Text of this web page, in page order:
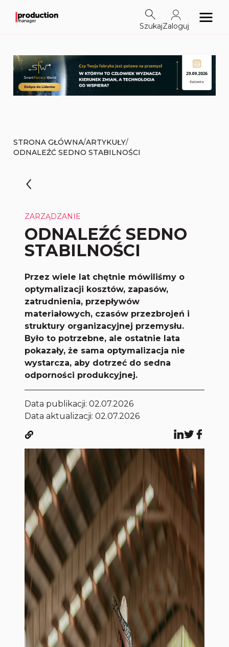
SzukajZaloguj
STRONA GŁÓWNA/ARTYKUŁY/
ODNALEŹĆ SEDNO STABILNOŚCI
ZARZĄDZANIE
ODNALEŹĆ SEDNO
STABILNOŚCI
Przez wiele lat chętnie mówiliśmy o
optymalizacji kosztów, zapasów,
zatrudnienia, przepływów
materiałowych, czasów przezbrojeń i
struktury organizacyjnej przemysłu.
Było to potrzebne, ale ostatnie lata
pokazały, że sama optymalizacja nie
wystarcza, aby dotrzeć do sedna
odporności produkcyjnej.
Data publikacji:02.07.2026
Data aktualizacji: 02.07.2026